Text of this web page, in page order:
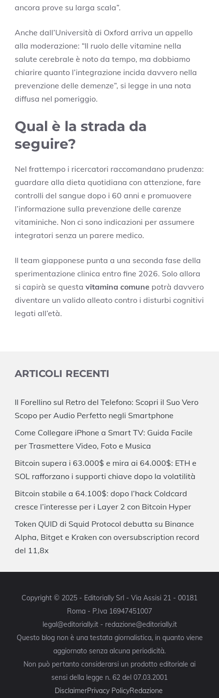
ancora prove su larga scala”.
Anche dall’Università di Oxford arriva un appello
alla moderazione: “Il ruolo delle vitamine nella
salute cerebrale è noto da tempo, ma dobbiamo
chiarire quanto l’integrazione incida davvero nella
prevenzione delle demenze”, si legge in una nota
diffusa nel pomeriggio.
Qual è la strada da
seguire?
Nel frattempo i ricercatori raccomandano prudenza:
guardare alla dieta quotidiana con attenzione, fare
controlli del sangue dopo i 60 anni e promuovere
l’informazione sulla prevenzione delle carenze
vitaminiche. Non ci sono indicazioni per assumere
integratori senza un parere medico.
Il team giapponese punta a una seconda fase della
sperimentazione clinica entro fine 2026. Solo allora
si capirà se questa vitamina comune potrà davvero
diventare un valido alleato contro i disturbi cognitivi
legati all’età.
ARTICOLI RECENTI
Il Forellino sul Retro del Telefono: Scopri il Suo Vero
Scopo per Audio Perfetto negli Smartphone
Come Collegare iPhone a Smart TV: Guida Facile
per Trasmettere Video, Foto e Musica
Bitcoin supera i 63.000$ e mira ai 64.000$: ETH e
SOL rafforzano i supporti chiave dopo la volatilità
Bitcoin stabile a 64.100$: dopo l’hack Coldcard
cresce l’interesse per i Layer 2 con Bitcoin Hyper
Token QUID di Squid Protocol debutta su Binance
Alpha, Bitget e Kraken con oversubscription record
del 11,8x
Copyright © 2025 - Editorially Srl - Via Assisi 21 - 00181
Roma - P.Iva 16947451007
legal@editorially.it - redazione@editorially.it
Questo blog non è una testata giornalistica, in quanto viene
aggiornato senza alcuna periodicità.
Non può pertanto considerarsi un prodotto editoriale ai
sensi della legge n. 62 del 07.03.2001
DisclaimerPrivacy PolicyRedazione